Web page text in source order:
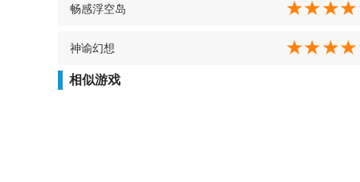
畅感浮空岛
神谕幻想
相似游戏